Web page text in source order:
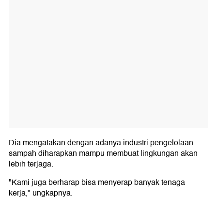
Dia mengatakan dengan adanya industri pengelolaan
sampah diharapkan mampu membuat lingkungan akan
lebih terjaga.
"Kami juga berharap bisa menyerap banyak tenaga
kerja," ungkapnya.